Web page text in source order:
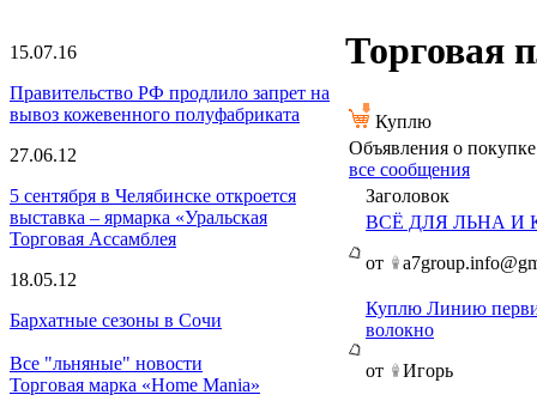
15.07.16
Правительство РФ продлило запрет на
вывоз кожевенного полуфабриката
27.06.12
5 сентября в Челябинске откроется
выставка – ярмарка «Уральская
Торговая Ассамблея
18.05.12
Бархатные сезоны в Сочи
Все "льняные" новости
Торговая марка «Home Mania»
Торговая
Куплю
Объявления о покупке
все сообщения
Заголовок
ВСЁ ДЛЯ ЛЬНА И
от
Куплю Линию
волокно
от
Игорь